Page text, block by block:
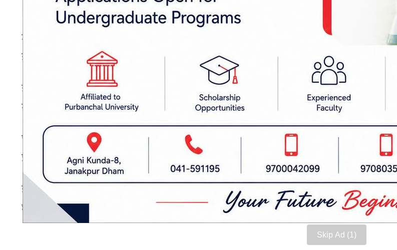
Skip Ad
जग्गा अपुग भए चमार समुदायका डा. काशीन्द्र महरा चमारले थप दुई कट्ठा जग्गा सरकारलाई
ज्ञापनपत्रमार्फत दिइएको छ।
ज्ञापनपत्रमा पासवान समुदायका केही नेताहरूको विरोधकै कारण बहुसंख्यक दलित समुदायको
गुनासो छ। “कसैको विरोधका कारण हाम्रो अधिकार कुन्ठित हुन सक्दैन,” ज्ञापनपत्रमा भनिएको छ।
पार्कमा चमार समुदायका गुरु रविदास, मुसहर समुदायका दीनाभद्री र राजा सलहेसको पनि शालिक
प्रदेश सरकारले निर्माण गर्न नसके चन्दाबाट भए पनि आफूहरूले पार्क बनाउने चेतावनी दिइएको छ।
ज्ञापनपत्रमा चमार कल्याण समाज नेपालका अध्यक्ष दिनेश चमारसहित विभिन्न संघसंस्थाका
छ। ज्ञापनपत्रमा दलित समुदायसँग सम्बन्धित थप आठवटा माग पनि समावेश छन्।